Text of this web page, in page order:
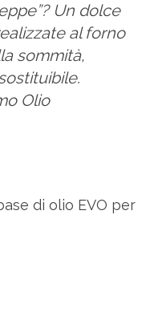
Un dolce
al forno
sommità,
Olio
di olio EVO per